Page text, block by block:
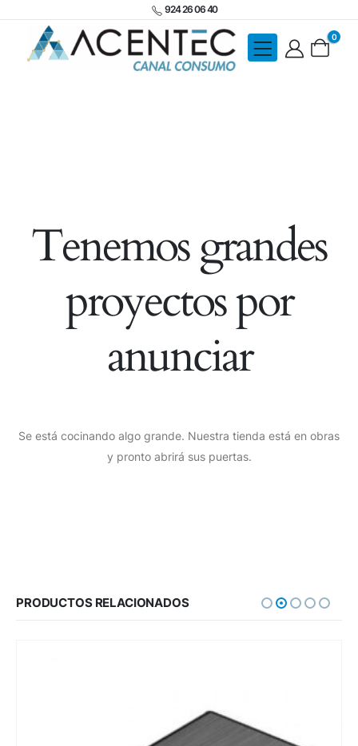
924 26 06 40
0
Tenemos grandes
proyectos por
anunciar
Se está cocinando algo grande. Nuestra tienda está en obras
y pronto abrirá sus puertas.
PRODUCTOS RELACIONADOS